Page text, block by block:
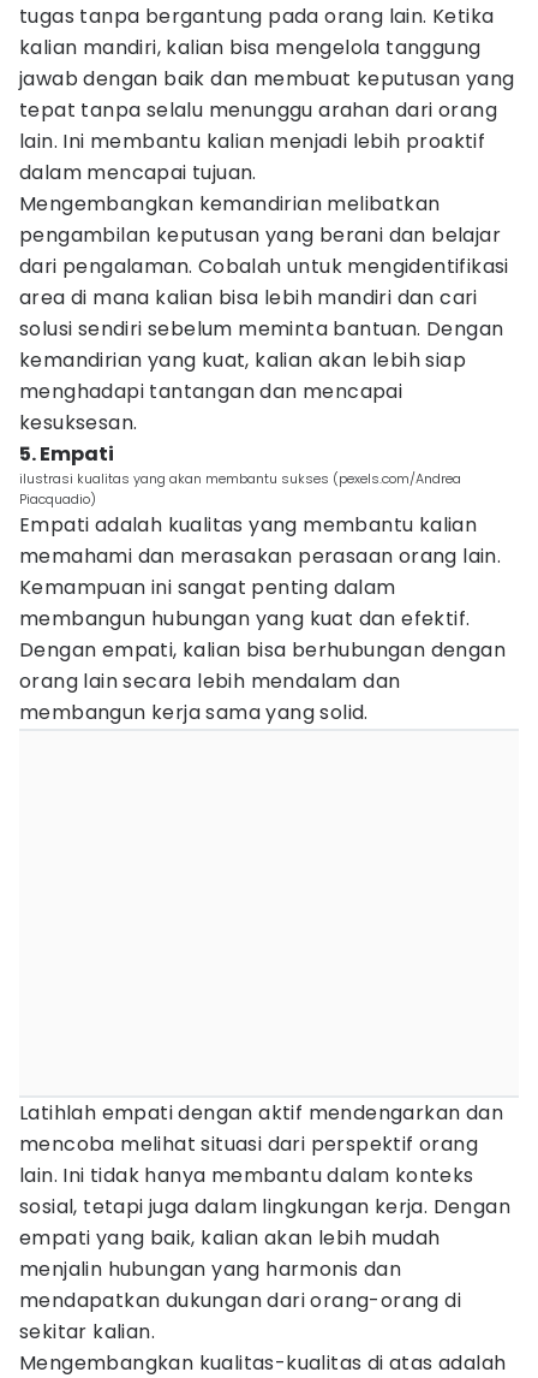
tugas tanpa bergantung pada orang lain. Ketika
kalian mandiri, kalian bisa mengelola tanggung
jawab dengan baik dan membuat keputusan yang
tepat tanpa selalu menunggu arahan dari orang
lain. Ini membantu kalian menjadi lebih proaktif
dalam mencapai tujuan.
Mengembangkan kemandirian melibatkan
pengambilan keputusan yang berani dan belajar
dari pengalaman. Cobalah untuk mengidentifikasi
area di mana kalian bisa lebih mandiri dan cari
solusi sendiri sebelum meminta bantuan. Dengan
kemandirian yang kuat, kalian akan lebih siap
menghadapi tantangan dan mencapai
kesuksesan.
5. Empati
ilustrasi kualitas yang akan membantu sukses (pexels.com/Andrea
Piacquadio)
Empati adalah kualitas yang membantu kalian
memahami dan merasakan perasaan orang lain.
Kemampuan ini sangat penting dalam
membangun hubungan yang kuat dan efektif.
Dengan empati, kalian bisa berhubungan dengan
orang lain secara lebih mendalam dan
membangun kerja sama yang solid.
Latihlah empati dengan aktif mendengarkan dan
mencoba melihat situasi dari perspektif orang
lain. Ini tidak hanya membantu dalam konteks
sosial, tetapi juga dalam lingkungan kerja. Dengan
empati yang baik, kalian akan lebih mudah
menjalin hubungan yang harmonis dan
mendapatkan dukungan dari orang-orang di
sekitar kalian.
Mengembangkan kualitas-kualitas di atas adalah